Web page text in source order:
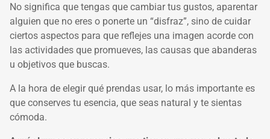
No significa que tengas que cambiar tus gustos, aparentar
alguien que no eres o ponerte un “disfraz”, sino de cuidar
ciertos aspectos para que reflejes una imagen acorde con
las actividades que promueves, las causas que abanderas
u objetivos que buscas.
A la hora de elegir qué prendas usar, lo más importante es
que conserves tu esencia, que seas natural y te sientas
cómoda.